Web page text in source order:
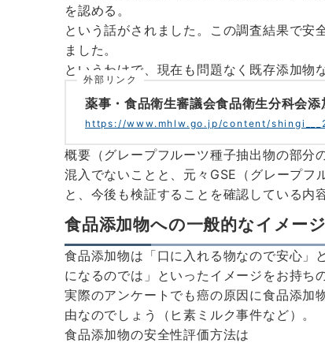
を認める。
という話がされました。この調査結果で
ました。
というわけで、現在も問題なく既存添加物
外部リンク
薬事・食品衛生審議会食品衛生分科会添
https://www.mhlw.go.jp/content/
概要（グレープフルーツ種子抽出物の部分
混入でないことと、元々GSE（グレープフ
と、今後も検証することを確認している内
食品添加物への一般的なイメージ
食品添加物は「口に入れる物なので安心」
になるのでは」といったイメージをお持ち
実際のアンケートでも癌の原因に食品添加
由なのでしょう（ヒ素ミルク事件など）。
食品添加物の安全性評価方法は